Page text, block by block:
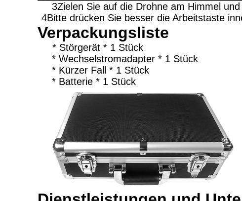
3Zielen Sie auf die Drohne am Himmel
4Bitte drücken Sie besser die Arbeitstaste
Verpackungsliste
* Störgerät * 1 Stück
* Wechselstromadapter * 1 Stück
* Kürzer Fall * 1 Stück
* Batterie * 1 Stück